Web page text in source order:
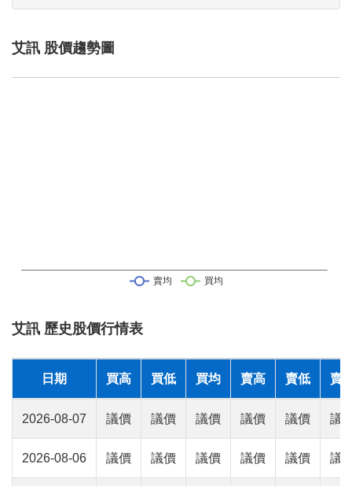
艾訊 股價趨勢圖
艾訊 歷史股價行情表
日期 買高 買低 買均 賣高 賣低 賣
2026-08-07 議價 議價 議價 議價 議價 議
2026-08-06 議價 議價 議價 議價 議價 議